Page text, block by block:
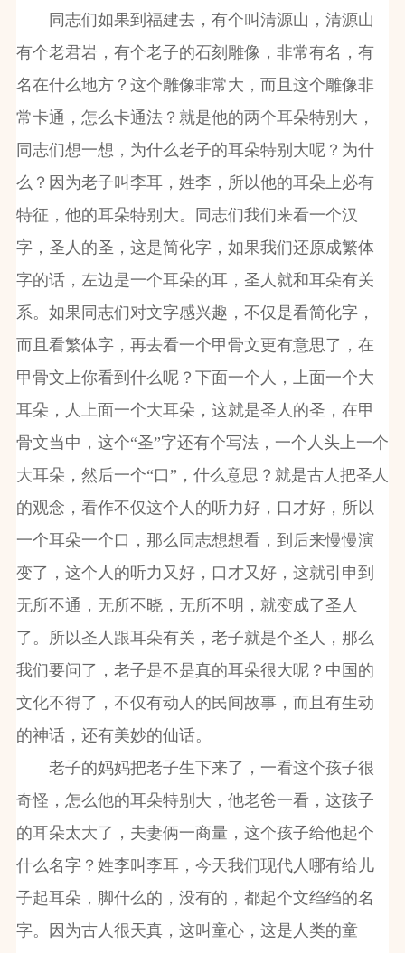
同志们如果到福建去，有个叫清源山，清源山
有个老君岩，有个老子的石刻雕像，非常有名，有
名在什么地方？这个雕像非常大，而且这个雕像非
常卡通，怎么卡通法？就是他的两个耳朵特别大，
同志们想一想，为什么老子的耳朵特别大呢？为什
么？因为老子叫李耳，姓李，所以他的耳朵上必有
特征，他的耳朵特别大。同志们我们来看一个汉
字，圣人的圣，这是简化字，如果我们还原成繁体
字的话，左边是一个耳朵的耳，圣人就和耳朵有关
系。如果同志们对文字感兴趣，不仅是看简化字，
而且看繁体字，再去看一个甲骨文更有意思了，在
甲骨文上你看到什么呢？下面一个人，上面一个大
耳朵，人上面一个大耳朵，这就是圣人的圣，在甲
骨文当中，这个“圣”字还有个写法，一个人头上一个
大耳朵，然后一个“口”，什么意思？就是古人把圣人
的观念，看作不仅这个人的听力好，口才好，所以
一个耳朵一个口，那么同志想想看，到后来慢慢演
变了，这个人的听力又好，口才又好，这就引申到
无所不通，无所不晓，无所不明，就变成了圣人
了。所以圣人跟耳朵有关，老子就是个圣人，那么
我们要问了，老子是不是真的耳朵很大呢？中国的
文化不得了，不仅有动人的民间故事，而且有生动
的神话，还有美妙的仙话。
老子的妈妈把老子生下来了，一看这个孩子很
奇怪，怎么他的耳朵特别大，他老爸一看，这孩子
的耳朵太大了，夫妻俩一商量，这个孩子给他起个
什么名字？姓李叫李耳，今天我们现代人哪有给儿
子起耳朵，脚什么的，没有的，都起个文绉绉的名
字。因为古人很天真，这叫童心，这是人类的童